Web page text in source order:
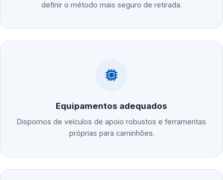
definir o método mais seguro de retirada.
Equipamentos adequados
Dispomos de veículos de apoio robustos e ferramentas
próprias para caminhões.